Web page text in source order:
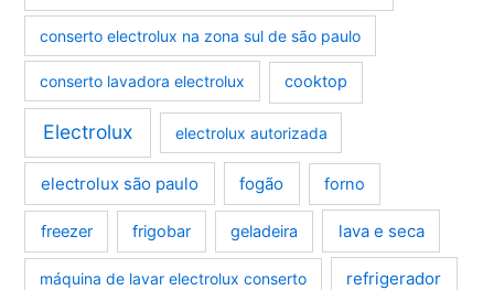
conserto electrolux na zona sul de são paulo
conserto lavadora electrolux cooktop
Electrolux electrolux autorizada
electrolux são paulo fogão forno
freezer frigobar geladeira lava e seca
máquina de lavar electrolux conserto refrigerador